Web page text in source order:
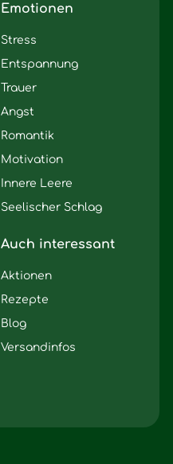
Emotionen
Stress
Entspannung
Trauer
Angst
Romantik
Motivation
Innere Leere
Seelischer Schlag
Auch interessant
Aktionen
Rezepte
Blog
Versandinfos